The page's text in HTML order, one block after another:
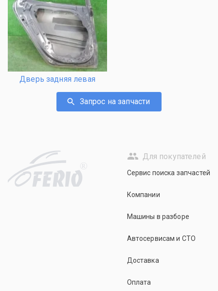
Дверь задняя левая
Запрос на запчасти
R
Для покупателей
Сервис поиска запчастей
Компании
Машины в разборе
Автосервисам и СТО
Доставка
Оплата